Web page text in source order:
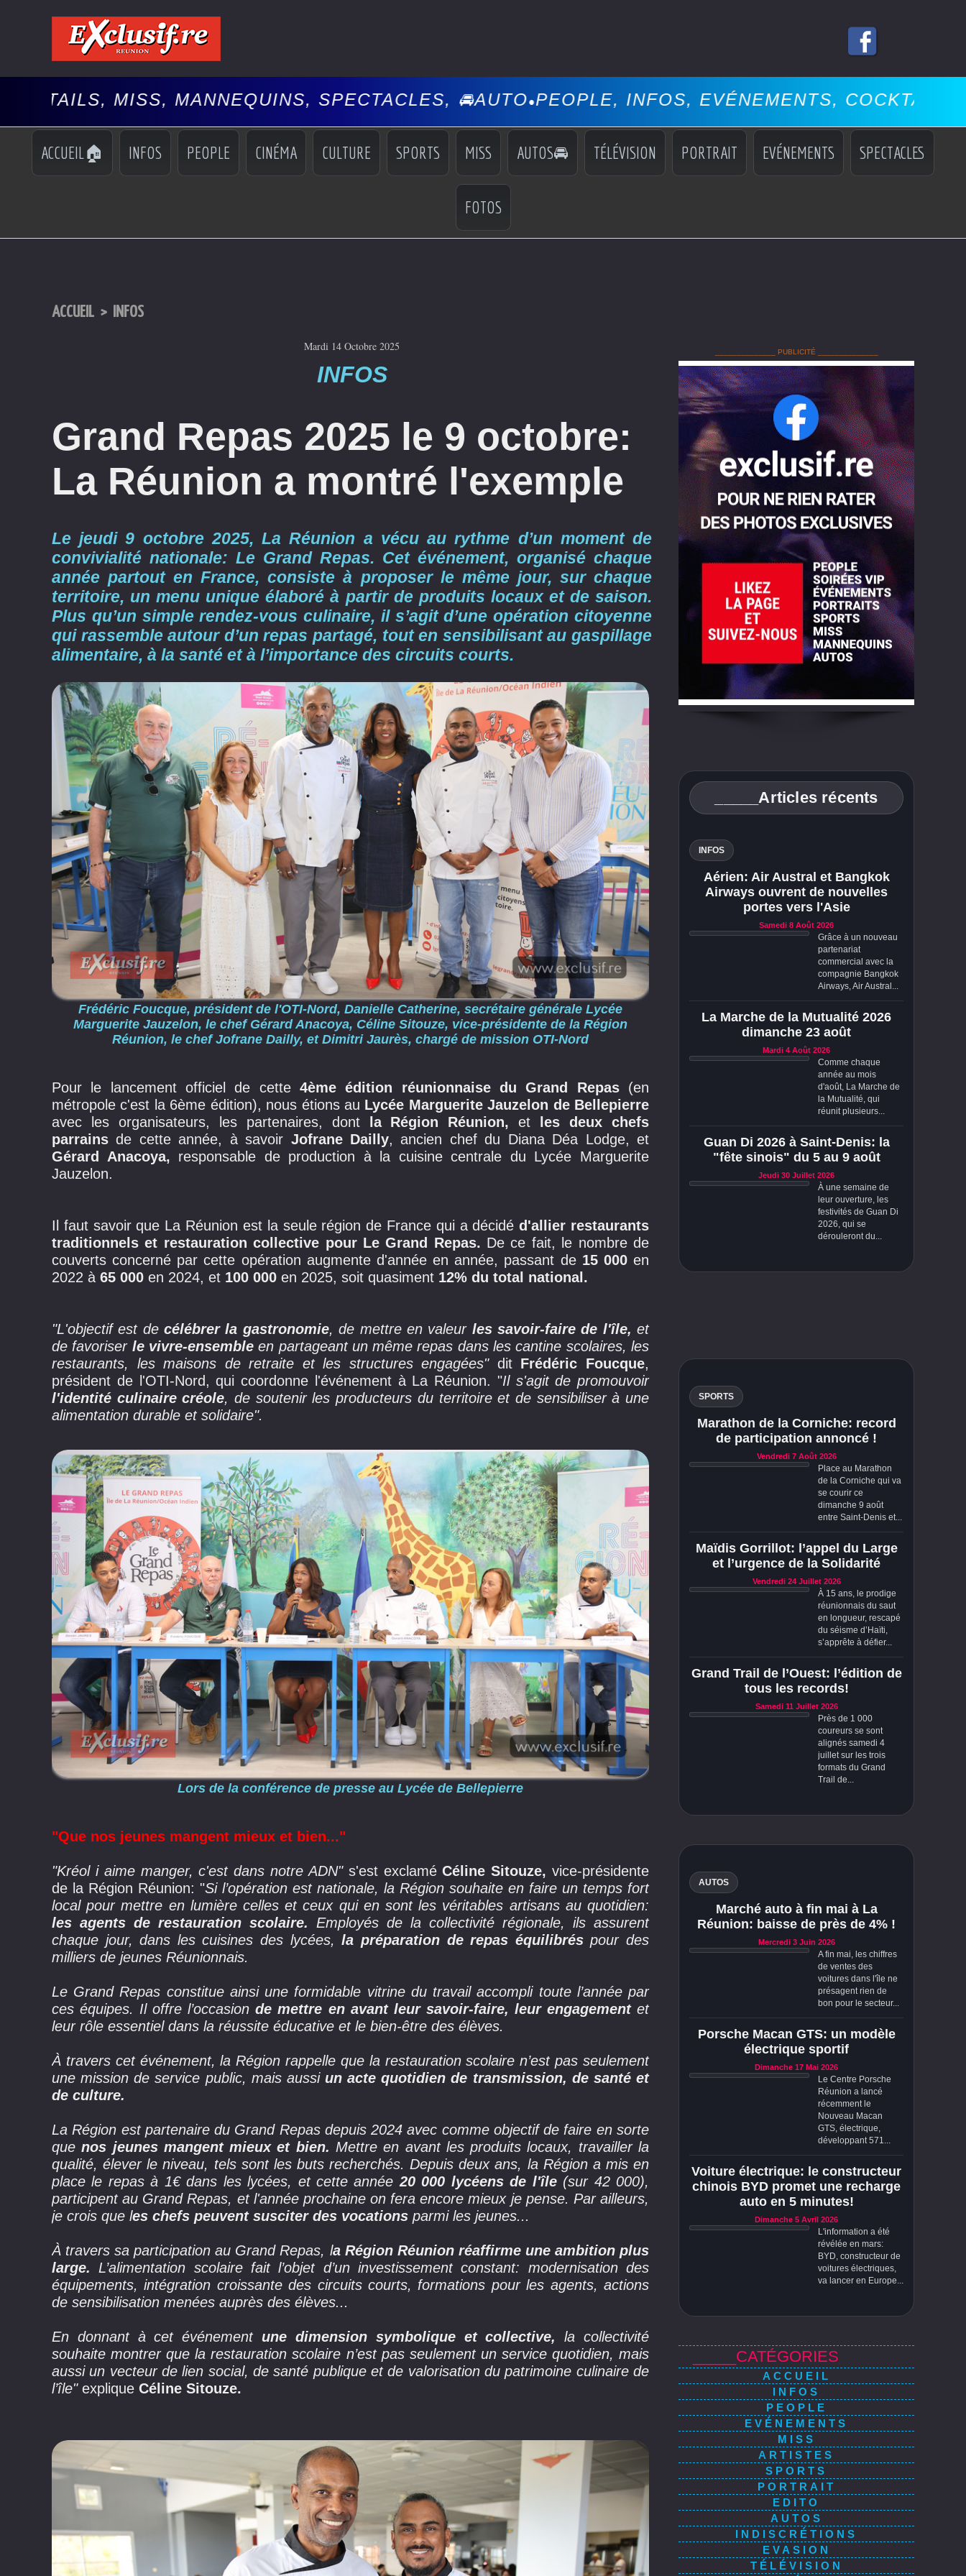
MANNEQUINS, SPECTACLES, 🚘AUTO•PEOPLE, INFOS, EVÉNEMENTS, COCKTAILS, MISS,
ACCUEIL🏠 INFOS PEOPLE CINÉMA CULTURE SPORTS MISS AUTOS🚘 TÉLÉVISION PORTRAIT EVÉNEMENTS SPECTACLES
FOTOS
ACCUEIL > INFOS
Mardi 14 Octobre 2025
INFOS
Grand Repas 2025 le 9 octobre:
La Réunion a montré l'exemple
Le jeudi 9 octobre 2025, La Réunion a vécu au rythme d’un moment de
convivialité nationale: Le Grand Repas. Cet événement, organisé chaque
année partout en France, consiste à proposer le même jour, sur chaque
territoire, un menu unique élaboré à partir de produits locaux et de saison.
Plus qu’un simple rendez-vous culinaire, il s’agit d’une opération citoyenne
qui rassemble autour d’un repas partagé, tout en sensibilisant au gaspillage
alimentaire, à la santé et à l’importance des circuits courts.
Frédéric Foucque, président de l'OTI-Nord, Danielle Catherine, secrétaire générale Lycée
Marguerite Jauzelon, le chef Gérard Anacoya, Céline Sitouze, vice-présidente de la Région
Réunion, le chef Jofrane Dailly, et Dimitri Jaurès, chargé de mission OTI-Nord
Pour le lancement officiel de cette4ème édition réunionnaise du Grand Repas (en
métropole c'est la 6ème édition), nous étions au Lycée Marguerite Jauzelon de Bellepierre
avec les organisateurs, les partenaires, dont la Région Réunion, et les deux chefs
parrainsde cette année, à savoir Jofrane Dailly, ancien chef du Diana Déa Lodge, et
Gérard Anacoya, responsable de production à la cuisine centrale du Lycée Marguerite
Jauzelon.
Il faut savoir que La Réunion est la seule région de France qui a décidéd'allier restaurants
traditionnels et restauration collective pour Le Grand Repas. De ce fait, le nombre de
couverts concerné par cette opération augmente d'année en année, passant de 15 000en
2022 à 65 000 en 2024, et 100 000 en 2025, soit quasiment 12% du total national.
"L'objectif est decélébrer la gastronomie, de mettre en valeur les savoir-faire de l'île, et
de favoriser le vivre-ensembleen partageant un même repas dans les cantine scolaires, les
restaurants, les maisons de retraite et les structures engagées"ditFrédéric Foucque,
président de l'OTI-Nord, qui coordonne l'événement à La Réunion. "Il s'agit de promouvoir
l'identité culinaire créole, de soutenir les producteurs du territoire et de sensibiliser à une
alimentation durable et solidaire".
Lors de la conférence de presse au Lycée de Bellepierre
"Que nos jeunes mangent mieux et bien..."
"Kréol i aime manger, c'est dans notre ADN"s'est exclaméCéline Sitouze,vice-présidente
de la Région Réunion: "Si l’opération est nationale, la Région souhaite en faire un temps fort
local pour mettre en lumière celles et ceux qui en sont les véritables artisans au quotidien:
les agents de restauration scolaire. Employés de la collectivité régionale, ils assurent
chaque jour, dans les cuisines des lycées,la préparation de repas équilibréspour des
milliers de jeunes Réunionnais.
Le Grand Repas constitue ainsi une formidable vitrine du travail accompli toute l’année par
ces équipes. Il offre l’occasion de mettre en avant leur savoir-faire, leur engagementet
leur rôle essentiel dans la réussite éducative et le bien-être des élèves.
À travers cet événement, la Région rappelle que la restauration scolaire n’est pas seulement
une mission de service public, mais aussi un acte quotidien de transmission, de santé et
de culture.
La Région est partenaire du Grand Repas depuis 2024 avec comme objectif de faire en sorte
quenos jeunes mangent mieux et bien. Mettre en avant les produits locaux, travailler la
qualité, élever le niveau, tels sont les buts recherchés. Depuis deux ans, la Région a mis en
place le repas à 1€ dans les lycées, et cette année 20 000 lycéens de l'île (sur 42 000),
participent au Grand Repas, et l'année prochaine on fera encore mieux je pense. Par ailleurs,
je crois que les chefs peuvent susciter des vocations parmi les jeunes...
À travers sa participation au Grand Repas, la Région Réunion réaffirme une ambition plus
large. L’alimentation scolaire fait l’objet d’un investissement constant: modernisation des
équipements, intégration croissante des circuits courts, formations pour les agents, actions
de sensibilisation menées auprès des élèves...
En donnant à cet événement une dimension symbolique et collective,
la collectivité
souhaite montrer que la restauration scolaire n’est pas seulement un service quotidien, mais
aussi un vecteur de lien social, de santé publique et de valorisation du patrimoine culinaire de
l’île" explique Céline Sitouze.
______________ PUBLICITÉ ______________
_____Articles récents
INFOS
Aérien: Air Austral et Bangkok
Airways ouvrent de nouvelles
portes vers l'Asie
Samedi 8 Août 2026
Grâce à un nouveau
partenariat
commercial avec la
compagnie Bangkok
Airways, Air Austral...
La Marche de la Mutualité 2026
dimanche 23 août
Mardi 4 Août 2026
Comme chaque
année au mois
d'août, La Marche de
la Mutualité, qui
réunit plusieurs...
Guan Di 2026 à Saint-Denis: la
"fête sinois" du 5 au 9 août
Jeudi 30 Juillet 2026
À une semaine de
leur ouverture, les
festivités de Guan Di
2026, qui se
dérouleront du...
SPORTS
Marathon de la Corniche: record
de participation annoncé !
Vendredi 7 Août 2026
Place au Marathon
de la Corniche qui va
se courir ce
dimanche 9 août
entre Saint-Denis et...
Maïdis Gorrillot: l’appel du Large
et l’urgence de la Solidarité
Vendredi 24 Juillet 2026
À 15 ans, le prodige
réunionnais du saut
en longueur, rescapé
du séisme d’Haïti,
s’apprête à défier...
Grand Trail de l’Ouest: l’édition de
tous les records!
Samedi 11 Juillet 2026
Près de 1 000
coureurs se sont
alignés samedi 4
juillet sur les trois
formats du Grand
Trail de...
AUTOS
Marché auto à fin mai à La
Réunion: baisse de près de 4% !
Mercredi 3 Juin 2026
A fin mai, les chiffres
de ventes des
voitures dans l'île ne
présagent rien de
bon pour le secteur...
Porsche Macan GTS: un modèle
électrique sportif
Dimanche 17 Mai 2026
Le Centre Porsche
Réunion a lancé
récemment le
Nouveau Macan
GTS, électrique,
développant 571...
Voiture électrique: le constructeur
chinois BYD promet une recharge
auto en 5 minutes!
Dimanche 5 Avril 2026
L'information a été
révélée en mars:
BYD, constructeur de
voitures électriques,
va lancer en Europe...
_____CATÉGORIES
ACCUEIL
INFOS
PEOPLE
EVÉNEMENTS
MISS
ARTISTES
SPORTS
PORTRAIT
EDITO
AUTOS
INDISCRÉTIONS
EVASION
TÉLÉVISION